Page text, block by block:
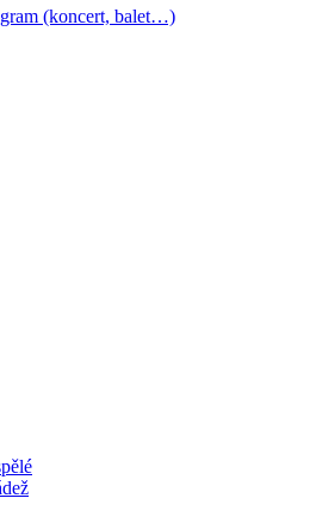
(koncert, balet…)